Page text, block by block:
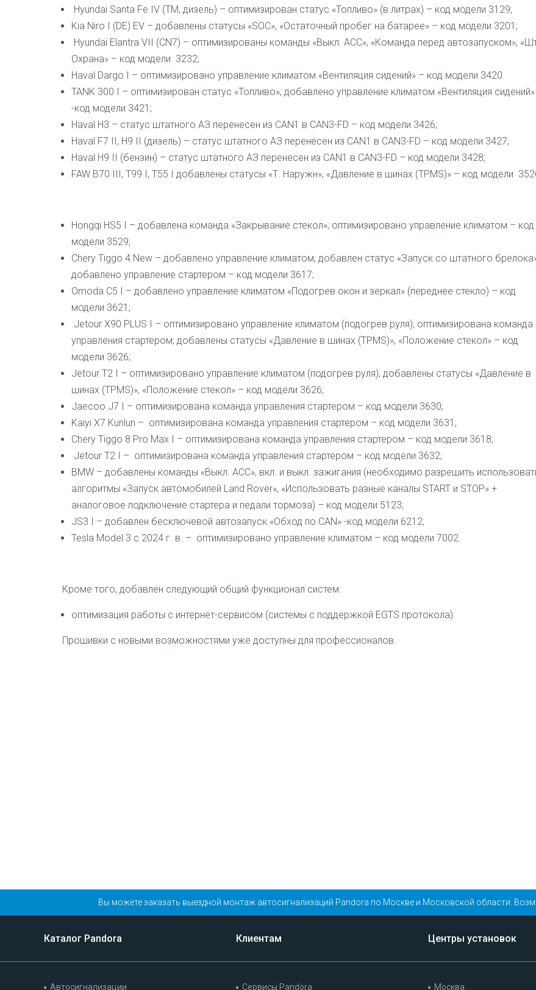
Hyundai Santa Fe IV (TM, дизель) – оптимизирован статус «Топливо» (в литрах) – код модели 3129;
Kia Niro I (DE) EV – добавлены статусы «SOC», «Остаточный пробег на батарее» – код модели 3201;
Hyundai Elantra VII (CN7) – оптимизированы команды «Выкл. ACC», «Команда перед автозапуском»,
Охрана» – код модели 3232;
Haval Dargo I – оптимизировано управление климатом «Вентиляция сидений» – код модели 3420
TANK 300 I – оптимизирован статус «Топливо»; добавлено управление климатом «Вентиляция сидений»
-код модели 3421;
Haval H3 – статус штатного АЗ перенесен из CAN1 в CAN3-FD – код модели 3426;
Haval F7 II, H9 II (дизель) – статус штатного АЗ перенесен из CAN1 в CAN3-FD – код модели 3427;
Haval H9 II (бензин) – статус штатного АЗ перенесен из CAN1 в CAN3-FD – код модели 3428;
FAW B70 III, T99 I, T55 I добавлены статусы «Т. Наружн», «Давление в шинах (TPMS)» – код модели
Hongqi HS5 I – добавлена команда «Закрывание стекол»; оптимизировано управление климатом – код
модели 3529;
Chery Tiggo 4 New – добавлено управление климатом; добавлен статус «Запуск со штатного
добавлено управление стартером – код модели 3617;
Omoda C5 I – добавлено управление климатом «Подогрев окон и зеркал» (переднее стекло) – код
модели 3621;
Jetour X90 PLUS I – оптимизировано управление климатом (подогрев руля); оптимизирована команда
управления стартером; добавлены статусы «Давление в шинах (TPMS)», «Положение стекол» – код
модели 3626;
Jetour T2 I – оптимизировано управление климатом (подогрев руля); добавлены статусы «Давление в
шинах (TPMS)», «Положение стекол» – код модели 3626;
Jaecoo J7 I – оптимизирована команда управления стартером – код модели 3630;
Kaiyi X7 Kunlun – оптимизирована команда управления стартером – код модели 3631;
Chery Tiggo 8 Pro Max I – оптимизирована команда управления стартером – код модели 3618;
Jetour T2 I – оптимизирована команда управления стартером – код модели 3632;
BMW – добавлены команды «Выкл. ACC», вкл. и выкл. зажигания (необходимо разрешить
алгоритмы «Запуск автомобилей Land Rover», «Использовать разные каналы START и STOP» +
аналоговое подключение стартера и педали тормоза) – код модели 5123;
JS3 I – добавлен бесключевой автозапуск «Обход по CAN» -код модели 6212;
Tesla Model 3 с 2024 г. в. – оптимизировано управление климатом – код модели 7002.
Кроме того, добавлен следующий общий функционал систем:
оптимизация работы с интернет-сервисом (системы с поддержкой EGTS протокола).
Прошивки c новыми возможностями уже доступны для профессионалов.
Вы можете заказать выездной монтаж автосигнализаций Pandora по Москве и Московской области.
Каталог Pandora
Автосигнализации
Клиентам
Сервисы Pandora
Центры установок
Москва